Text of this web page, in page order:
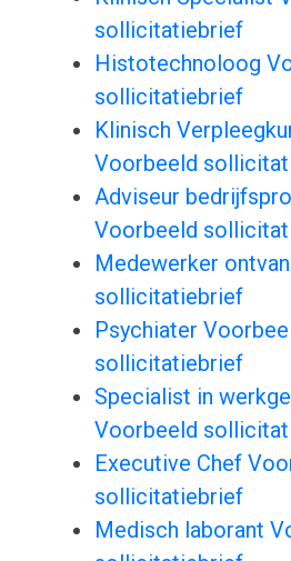
sollicitatiebrief
Histotechnoloog
sollicitatiebrief
Klinisch
Voorbeeld
Adviseur
Voorbeeld
Medewerker
sollicitatiebrief
Psychiater
sollicitatiebrief
Specialist in
Voorbeeld
Executive Chef
sollicitatiebrief
Medisch laborant